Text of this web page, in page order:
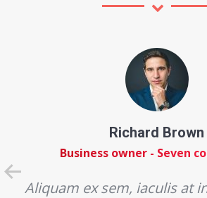
Richard Brown
Business owner - Seven
Aliquam ex sem, iaculis at